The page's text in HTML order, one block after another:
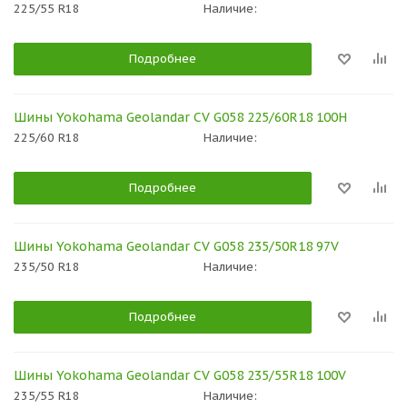
225/55 R18 Наличие:
Подробнее
Шины Yokohama Geolandar CV G058 225/60R18 100H
225/60 R18 Наличие:
Подробнее
Шины Yokohama Geolandar CV G058 235/50R18 97V
235/50 R18 Наличие:
Подробнее
Шины Yokohama Geolandar CV G058 235/55R18 100V
235/55 R18 Наличие: